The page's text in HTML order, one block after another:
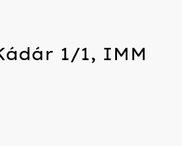
1/1, IMM